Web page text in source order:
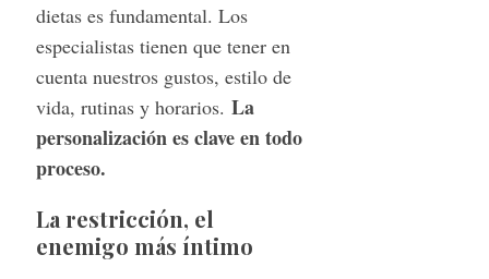
dietas es fundamental. Los
especialistas tienen que tener en
cuenta nuestros gustos, estilo de
vida, rutinas y horarios. La
personalización es clave en todo
proceso.
La restricción, el
enemigo más íntimo